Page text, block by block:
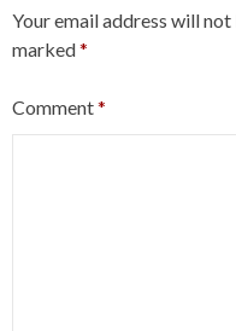
Your email address will
marked*
Comment*